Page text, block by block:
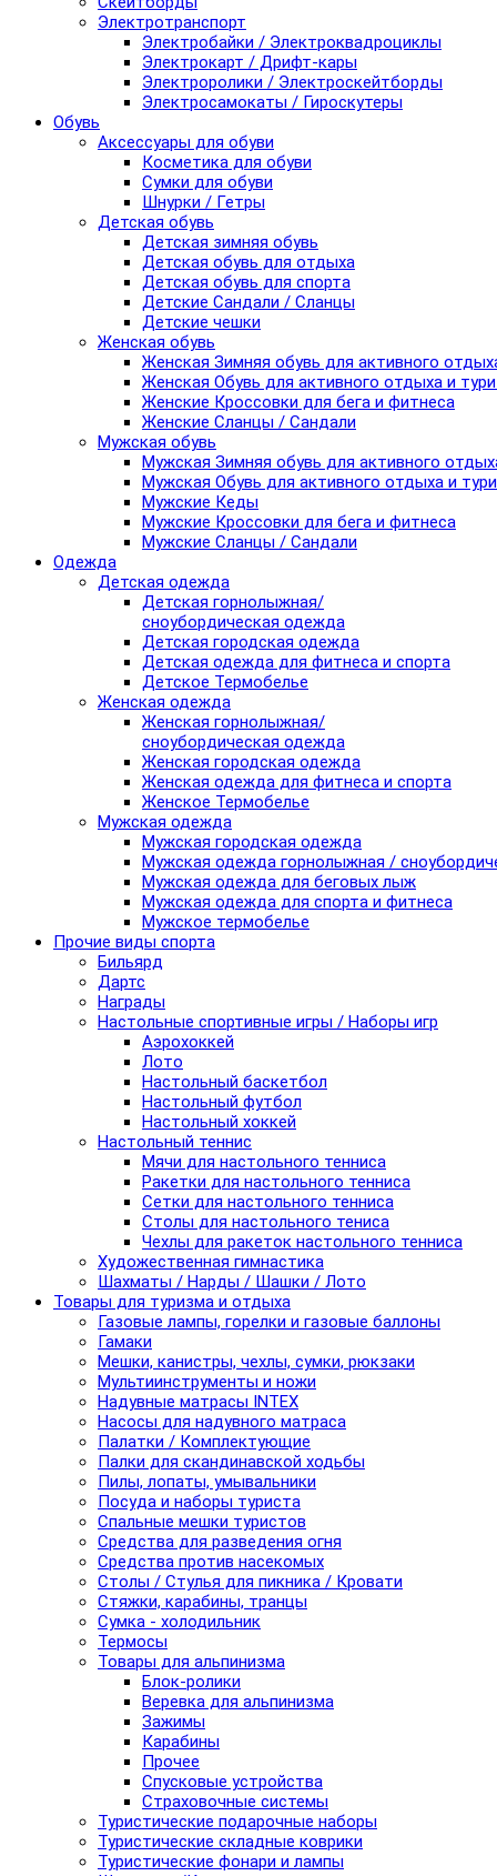
Электротранспорт
Электробайки / Электроквадроциклы
Электрокарт / Дрифт-кары
Электроролики / Электроскейтборды
Электросамокаты / Гироскутеры
Обувь
Аксессуары для обуви
Косметика для обуви
Сумки для обуви
Шнурки / Гетры
Детская обувь
Детская зимняя обувь
Детская обувь для отдыха
Детская обувь для спорта
Детские Сандали / Сланцы
Детские чешки
Женская обувь
Женская Зимняя обувь для активного
Женская Обувь для активного отдыха и
Женские Кроссовки для бега и фитнеса
Женские Сланцы / Сандали
Мужская обувь
Мужская Зимняя обувь для активного
Мужская Обувь для активного отдыха и
Мужские Кеды
Мужские Кроссовки для бега и фитнеса
Мужские Сланцы / Сандали
Одежда
Детская одежда
Детская горнолыжная/
сноубордическая одежда
Детская городская одежда
Детская одежда для фитнеса и спорта
Детское Термобелье
Женская одежда
Женская горнолыжная/
сноубордическая одежда
Женская городская одежда
Женская одежда для фитнеса и спорта
Женское Термобелье
Мужская одежда
Мужская городская одежда
Мужская одежда горнолыжная /
Мужская одежда для беговых лыж
Мужская одежда для спорта и фитнеса
Мужское термобелье
Прочие виды спорта
Бильярд
Дартс
Награды
Настольные спортивные игры / Наборы игр
Аэрохоккей
Лото
Настольный баскетбол
Настольный футбол
Настольный хоккей
Настольный теннис
Мячи для настольного тенниса
Ракетки для настольного тенниса
Сетки для настольного тенниса
Столы для настольного тениса
Чехлы для ракеток настольного тенниса
Художественная гимнастика
Шахматы / Нарды / Шашки / Лото
Товары для туризма и отдыха
Газовые лампы, горелки и газовые баллоны
Гамаки
Мешки, канистры, чехлы, сумки, рюкзаки
Мультиинструменты и ножи
Надувные матрасы INTEX
Насосы для надувного матраса
Палатки / Комплектующие
Палки для скандинавской ходьбы
Пилы, лопаты, умывальники
Посуда и наборы туриста
Спальные мешки туристов
Средства для разведения огня
Средства против насекомых
Столы / Стулья для пикника / Кровати
Стяжки, карабины, транцы
Сумка - холодильник
Термосы
Товары для альпинизма
Блок-ролики
Веревка для альпинизма
Зажимы
Карабины
Прочее
Спусковые устройства
Страховочные системы
Туристические подарочные наборы
Туристические складные коврики
Туристические фонари и лампы